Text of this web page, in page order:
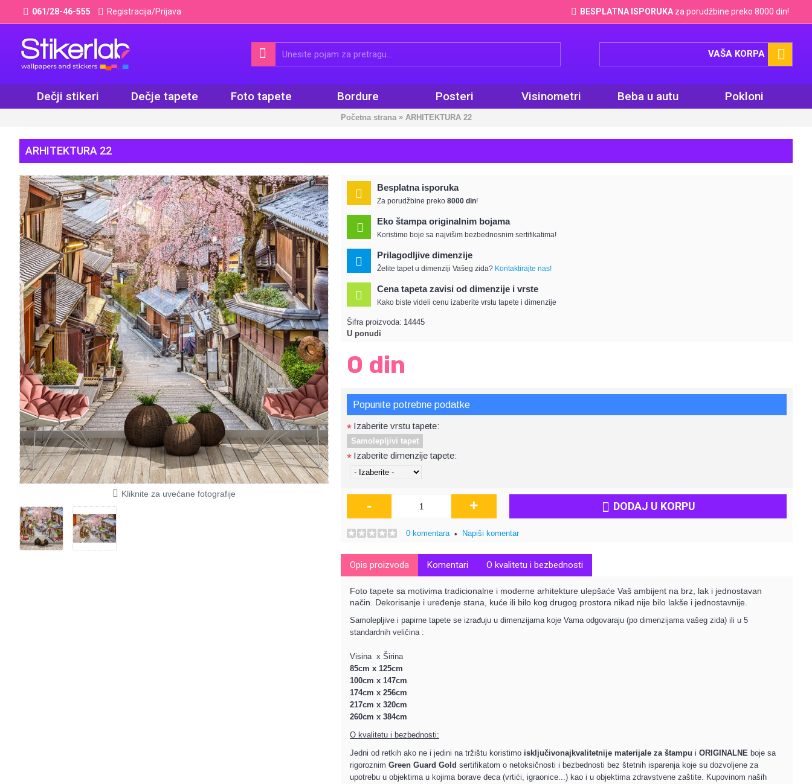
061/28-46-555 Registracija/Prijava BESPLATNA ISPORUKA za porudžbine preko 8000 din!
VAŠA KORPA
Dečji stikeri Dečje tapete Foto tapete Bordure Posteri Visinometri Beba u autu Pokloni
Početna strana» ARHITEKTURA 22
ARHITEKTURA 22
Kliknite za uvećane fotografije
Besplatna isporuka
Za porudžbine preko 8000 din!
Eko štampa originalnim bojama
Koristimo boje sa najvišim bezbednosnim sertifikatima!
Prilagodljive dimenzije
Želite tapet u dimenziji Vašeg zida? Kontaktirajte nas!
Cena tapeta zavisi od dimenzije i vrste
Kako biste videli cenu izaberite vrstu tapete i dimenzije
Šifra proizvoda: 14445
U ponudi
0 din
Popunite potrebne podatke
* Izaberite vrstu tapete:
Samolepljivi tapet
* Izaberite dimenzije tapete:
- + DODAJ U KORPU
0 komentara• Napiši komentar
Opis proizvoda Komentari O kvalitetu i bezbednosti
Foto tapete sa motivima tradicionalne i moderne arhitekture ulepšaće Vaš ambijent na brz, lak i jednostavan
način. Dekorisanje i uređenje stana, kuće ili bilo kog drugog prostora nikad nije bilo lakše i jednostavnije.
Samolepljive i papirne tapete se izrađuju u dimenzijama koje Vama odgovaraju (po dimenzijama vašeg zida) ili u 5
standardnih veličina :
Visina x Širina
85cm x 125cm
100cm x 147cm
174cm x 256cm
217cm x 320cm
260cm x 384cm
O kvalitetu i bezbednosti:
Jedni od retkih ako ne i jedini na tržištu koristimo isključivonajkvalitetnije materijale za štampu i ORIGINALNE boje sa
rigoroznim Green Guard Gold sertifikatom o netoksičnosti i bezbednosti bez štetnih isparenja koje su dozvoljene za
upotrebu u objektima u kojima borave deca (vrtići, igraonice...) kao i u objektima zdravstvene zaštite. Kupovinom naših